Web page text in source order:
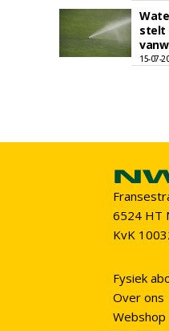
stelt
15-07-
6524 HT
KvK
Fysiek
Over ons
Webshop